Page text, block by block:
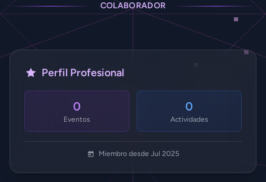
COLABORADOR
Perfil Profesional
0
Eventos
0
Actividades
Miembro desde Jul 2025